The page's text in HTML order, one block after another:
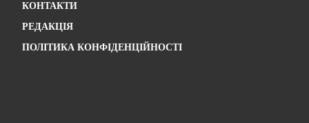
КОНТАКТИ
РЕДАКЦІЯ
ПОЛІТИКА КОНФІДЕНЦІЙНОСТІ